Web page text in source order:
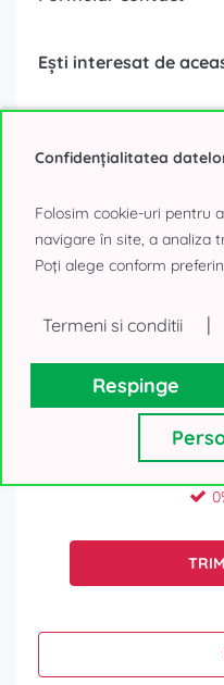
Ești interesat de
Datele tale personale,
utilizate numai pentru a-
folosi datele în alte
Confidențialitatea
Folosim cookie-uri pentru
navigare în site, a analiza
Poți alege conform
Termeni si conditii |
Respinge